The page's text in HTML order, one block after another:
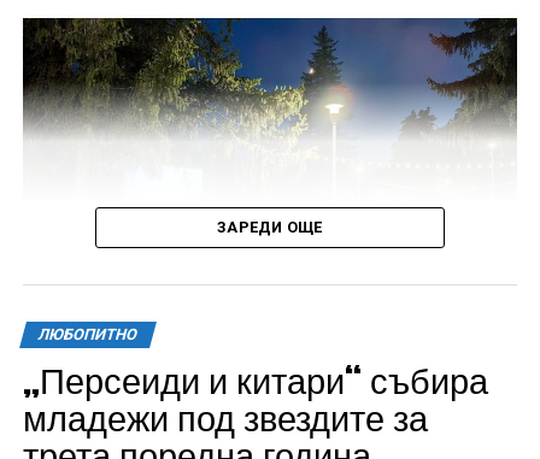
Всички събития ще се проведат в парк „Максим
Райкович“, срещу часовниковата кула, с вход
ЗАРЕДИ ОЩЕ
ЛЮБОПИТНО
„Персеиди и китари“ събира
младежи под звездите за